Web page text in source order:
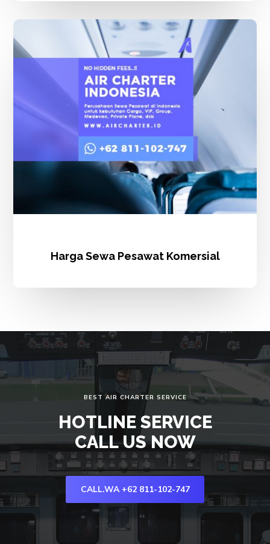
Harga
Pesawat
Komersial
Harga Sewa Pesawat Komersial
BEST AIR CHARTER SERVICE
HOTLINE SERVICE
CALL US NOW
CALL.WA +62 811-102-747